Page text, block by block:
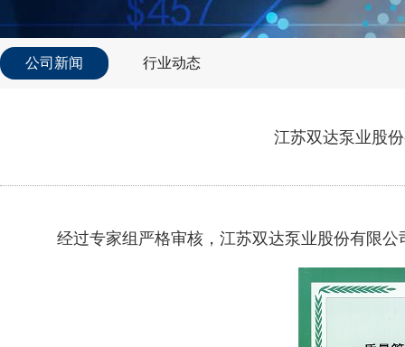
公司新闻 行业动态
江苏双达泵业股
经过专家组严格审核，江苏双达泵业股份有限公